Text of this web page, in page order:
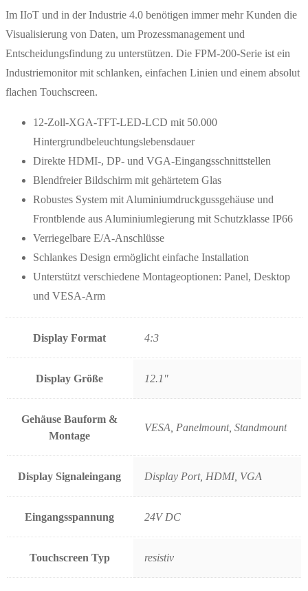
Im IIoT und in der Industrie 4.0 benötigen immer mehr Kunden die
Visualisierung von Daten, um Prozessmanagement und
Entscheidungsfindung zu unterstützen. Die FPM-200-Serie ist ein
Industriemonitor mit schlanken, einfachen Linien und einem absolut
flachen Touchscreen.
12-Zoll-XGA-TFT-LED-LCD mit 50.000
Hintergrundbeleuchtungslebensdauer
Direkte HDMI-, DP- und VGA-Eingangsschnittstellen
Blendfreier Bildschirm mit gehärtetem Glas
Robustes System mit Aluminiumdruckgussgehäuse und
Frontblende aus Aluminiumlegierung mit Schutzklasse IP66
Verriegelbare E/A-Anschlüsse
Schlankes Design ermöglicht einfache Installation
Unterstützt verschiedene Montageoptionen: Panel, Desktop
und VESA-Arm
Display Format 4:3
Display Größe 12.1"
Gehäuse Bauform &
Montage
VESA, Panelmount, Standmount
Display Signaleingang Display Port, HDMI, VGA
Eingangsspannung 24V DC
Touchscreen Typ resistiv